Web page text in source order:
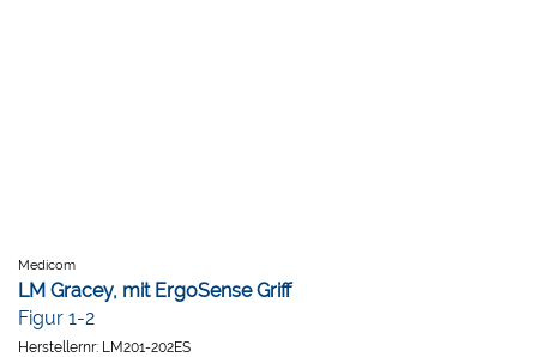
Medicom
LM Gracey, mit ErgoSense Griff
Figur 1-2
Herstellernr: LM201-202ES